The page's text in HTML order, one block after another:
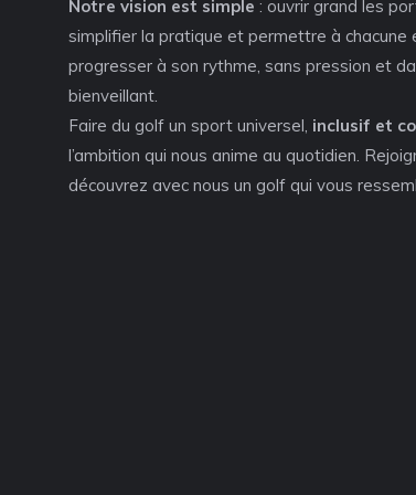
Notre vision est simple : ouvrir grand les
simplifier la pratique et permettre à chacune
progresser à son rythme, sans pression et
bienveillant.
Faire du golf un sport universel, inclusif et
l’ambition qui nous anime au quotidien.
découvrez avec nous un golf qui vous